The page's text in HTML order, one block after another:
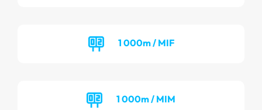
1 000m / MIF
1 000m / MIM